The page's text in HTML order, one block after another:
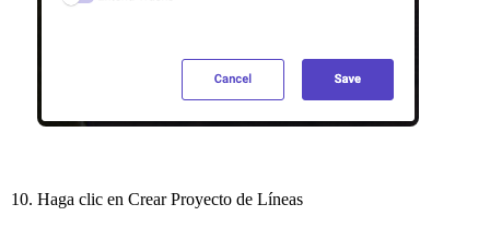
Haga clic en Crear Proyecto de Líneas